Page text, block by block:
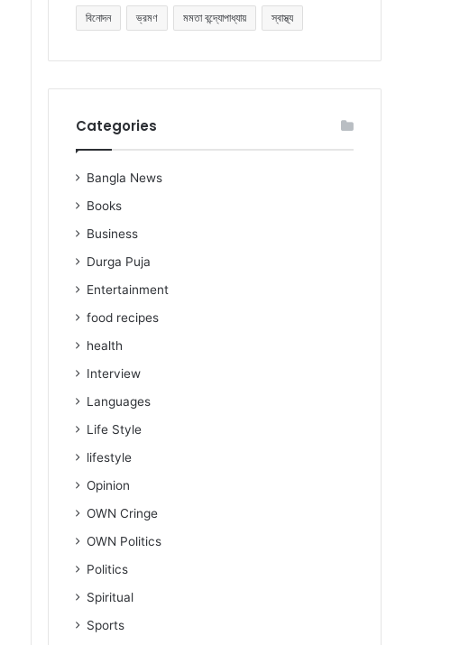
বিনোদন ভ্রমণ মমতা বন্দ্যোপাধ্যায় স্বাস্থ্য
Categories
Bangla News
Books
Business
Durga Puja
Entertainment
food recipes
health
Interview
Languages
Life Style
lifestyle
Opinion
OWN Cringe
OWN Politics
Politics
Spiritual
Sports